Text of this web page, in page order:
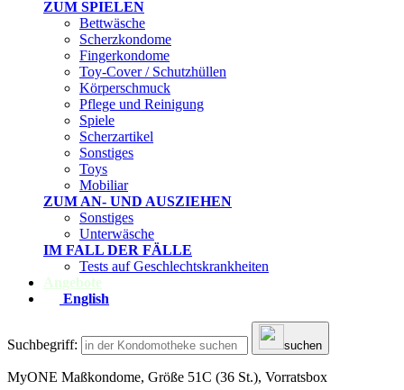
ZUM SPIELEN
Bettwäsche
Scherzkondome
Fingerkondome
Toy-Cover / Schutzhüllen
Körperschmuck
Pflege und Reinigung
Spiele
Scherzartikel
Sonstiges
Toys
Mobiliar
ZUM AN- UND AUSZIEHEN
Sonstiges
Unterwäsche
IM FALL DER FÄLLE
Tests auf Geschlechtskrankheiten
Angebote
English
Suchbegriff: suchen
MyONE Maßkondome, Größe 51C (36 St.), Vorratsbox